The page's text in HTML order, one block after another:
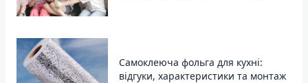
Самоклеюча фольга для кухні:
відгуки, характеристики та монтаж